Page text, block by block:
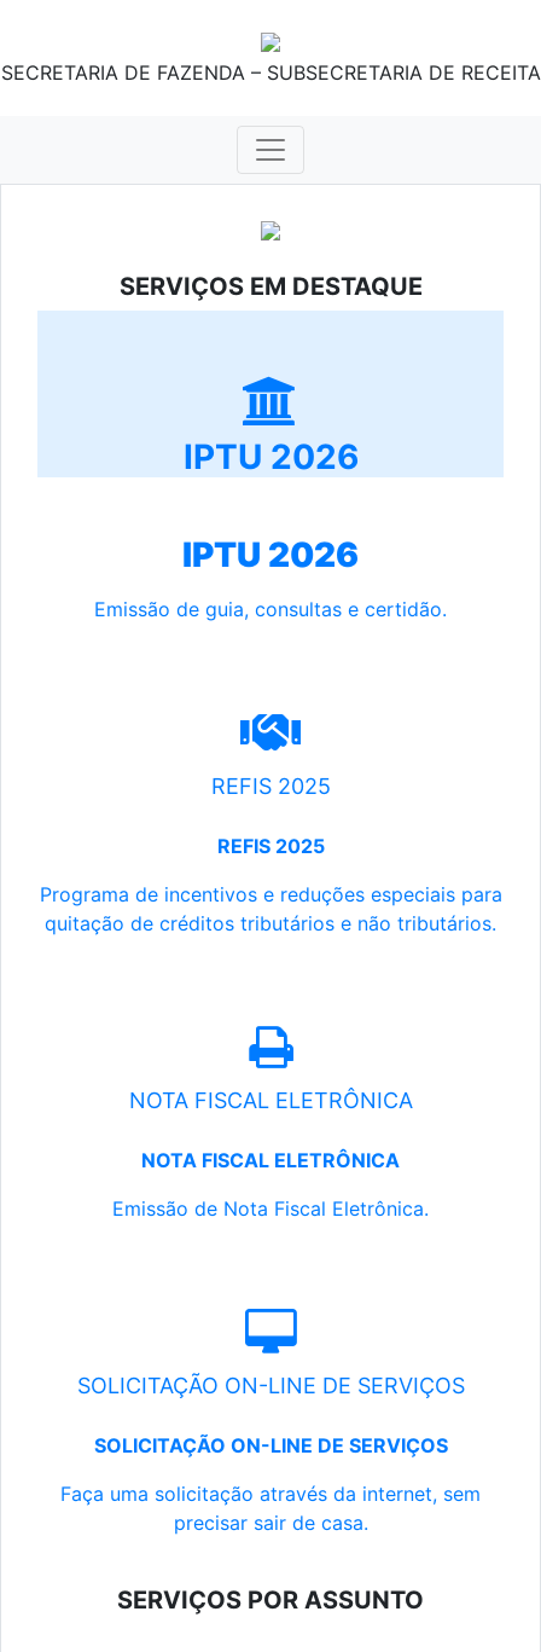
SECRETARIA DE FAZENDA – SUBSECRETARIA DE RECEITA
SERVIÇOS EM DESTAQUE
IPTU 2026
IPTU 2026
Emissão de guia, consultas e certidão.
REFIS 2025
REFIS 2025
Programa de incentivos e reduções especiais para
quitação de créditos tributários e não tributários.
NOTA FISCAL ELETRÔNICA
NOTA FISCAL ELETRÔNICA
Emissão de Nota Fiscal Eletrônica.
SOLICITAÇÃO ON-LINE DE SERVIÇOS
SOLICITAÇÃO ON-LINE DE SERVIÇOS
Faça uma solicitação através da internet, sem
precisar sair de casa.
SERVIÇOS POR ASSUNTO